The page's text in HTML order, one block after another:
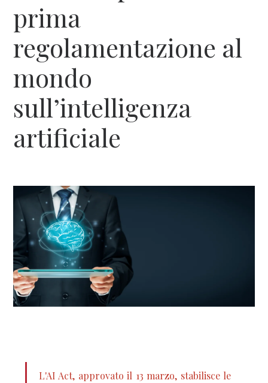
prima
regolamentazione al
mondo
sull’intelligenza
artificiale
L'AI Act, approvato il 13 marzo, stabilisce le